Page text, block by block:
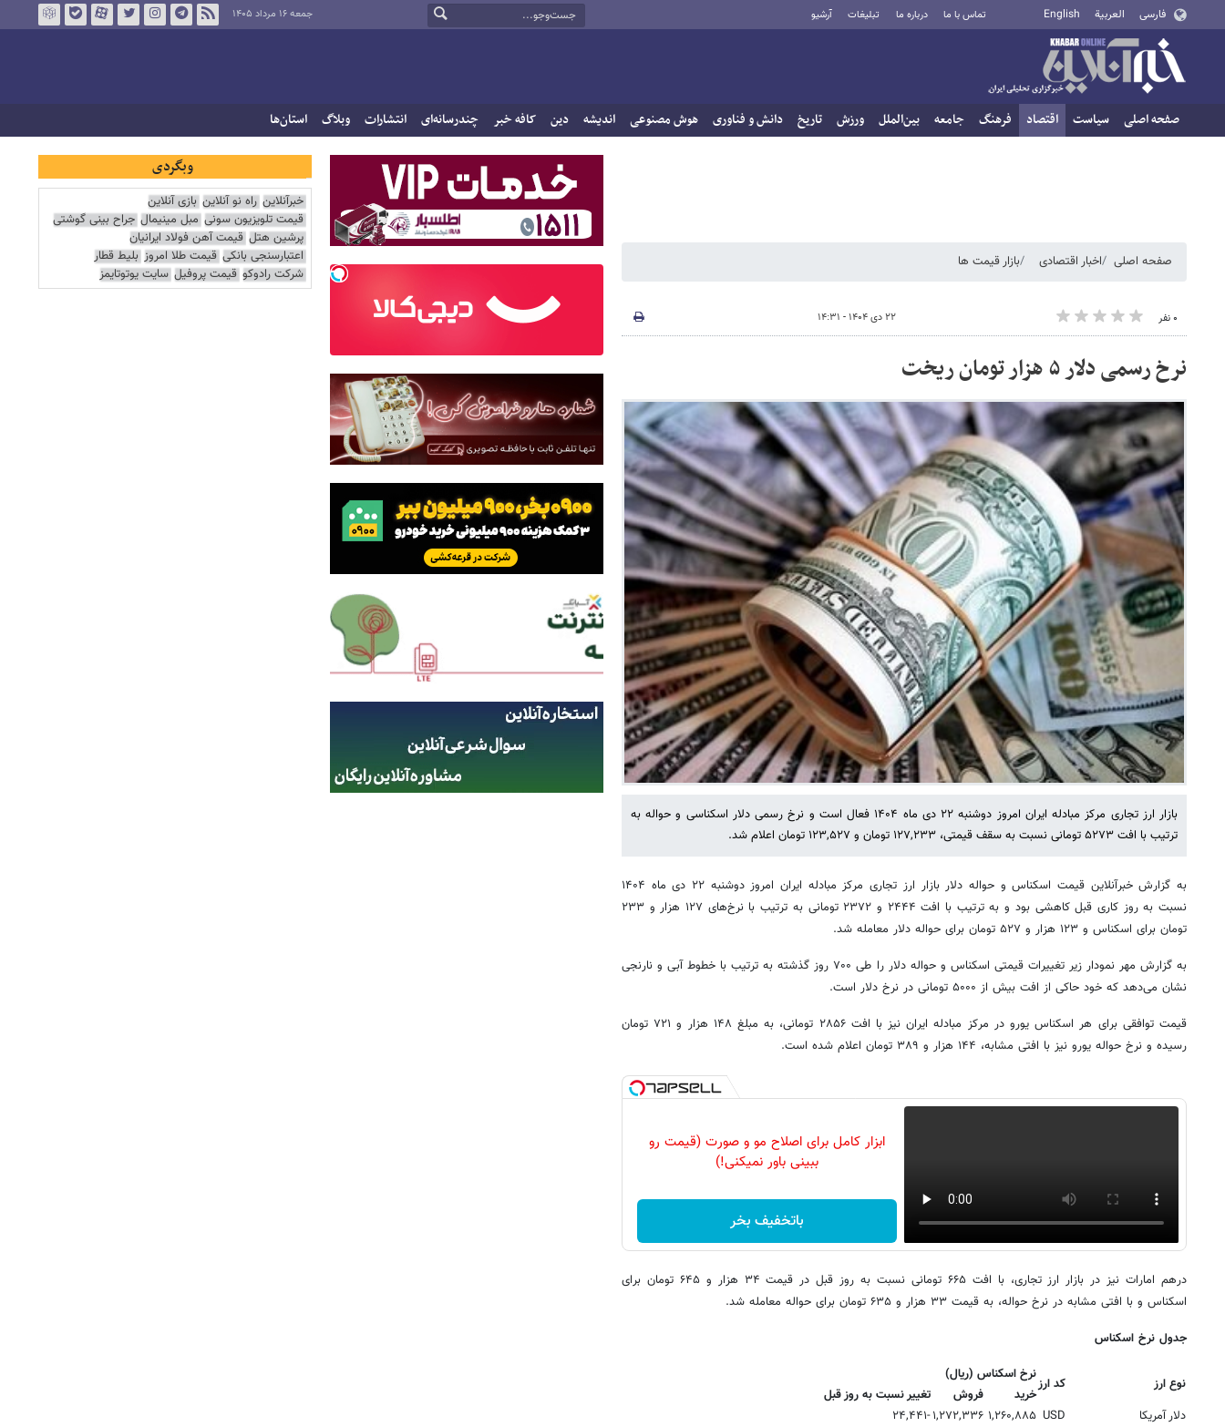
فارسی العربية English تماس با ما درباره ما تبلیغات آرشیو جمعه ۱۶ مرداد ۱۴۰۵
صفحه اصلی سیاست اقتصاد فرهنگ جامعه بین‌الملل ورزش تاریخ دانش و فناوری هوش مصنوعی اندیشه دین کافه خبر چندرسانه‌ای انتشارات وبلاگ استان‌ها
صفحه اصلی اخبار اقتصادی بازار قیمت ها
۰ نفر ۲۲ دی ۱۴۰۴ - ۱۴:۳۱
نرخ رسمی دلار ۵ هزار تومان ریخت
بازار ارز تجاری مرکز مبادله ایران امروز دوشنبه ۲۲ دی ماه ۱۴۰۴ فعال است و نرخ رسمی دلار اسکناسی و حواله به
ترتیب با افت ۵۲۷۳ تومانی نسبت به سقف قیمتی، ۱۲۷,۲۳۳ تومان و ۱۲۳,۵۲۷ تومان اعلام شد.
به گزارش خبرآنلاین قیمت اسکناس و حواله دلار بازار ارز تجاری مرکز مبادله ایران امروز دوشنبه ۲۲ دی ماه ۱۴۰۴
نسبت به روز کاری قبل کاهشی بود و به ترتیب با افت ۲۴۴۴ و ۲۳۷۲ تومانی به ترتیب با نرخ‌های ۱۲۷ هزار و ۲۳۳
تومان برای اسکناس و ۱۲۳ هزار و ۵۲۷ تومان برای حواله دلار معامله شد.
به گزارش مهر نمودار زیر تغییرات قیمتی اسکناس و حواله دلار را طی ۷۰۰ روز گذشته به ترتیب با خطوط آبی و نارنجی
نشان می‌دهد که خود حاکی از افت بیش از ۵۰۰۰ تومانی در نرخ دلار است.
قیمت توافقی برای هر اسکناس یورو در مرکز مبادله ایران نیز با افت ۲۸۵۶ تومانی، به مبلغ ۱۴۸ هزار و ۷۲۱ تومان
رسیده و نرخ حواله یورو نیز با افتی مشابه، ۱۴۴ هزار و ۳۸۹ تومان اعلام شده است.
ابزار کامل برای اصلاح مو و صورت (قیمت رو
ببینی باور نمیکنی!)
باتخفیف بخر
درهم امارات نیز در بازار ارز تجاری، با افت ۶۶۵ تومانی نسبت به روز قبل در قیمت ۳۴ هزار و ۶۴۵ تومان برای
اسکناس و با افتی مشابه در نرخ حواله، به قیمت ۳۳ هزار و ۶۳۵ تومان برای حواله معامله شد.
جدول نرخ اسکناس
نوع ارز کد ارز
نرخ اسکناس (ریال)
خرید
فروش
تغییر نسبت به روز قبل
دلار آمریکا
USD ۱,۲۶۰,۸۸۵ ۱,۲۷۲,۳۳۶-۲۴,۴۴۱
وبگردی
خبرآنلاین راه نو آنلاین بازی آنلاین
قیمت تلویزیون سونی مبل مینیمال جراح بینی گوشتی
پرشین هتل قیمت آهن فولاد ایرانیان
اعتبارسنجی بانکی قیمت طلا امروز بلیط قطار
شرکت رادوکو قیمت پروفیل سایت یوتوتایمز